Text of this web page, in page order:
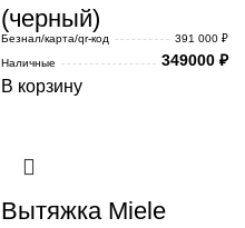
(черный)
Безнал/карта/qr-код
391 000 ₽
Наличные
349000 ₽
В корзину
Вытяжка Miele